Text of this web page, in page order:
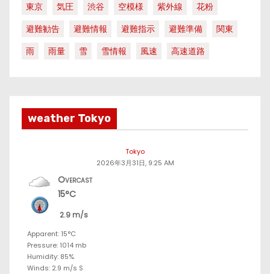
東京
気圧 渋谷 空模様 紫外線
花粉
避難勧告
避難情報 避難指示 避難準備
関東
雨
雨量 雪 雪情報 風速 高速道路
weather Tokyo
Tokyo
2026年3月31日, 9:25 AM
Overcast
15°C
2.9 m/s
Apparent: 15°C
Pressure: 1014 mb
Humidity: 85%
Winds: 2.9 m/s S